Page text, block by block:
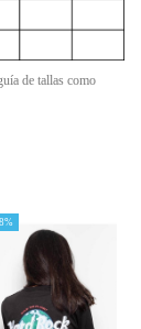
de tallas como